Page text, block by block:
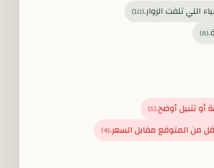
اللي تلفت الزوار.(
10
)
(
6
)
أو تتبيل أوضح.(
5
)
من المتوقع مقابل السعر.(
4
)